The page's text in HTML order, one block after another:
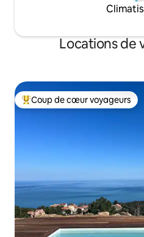
Locations de
Coups de cœur voyageurs les
Coup de cœur voyageurs